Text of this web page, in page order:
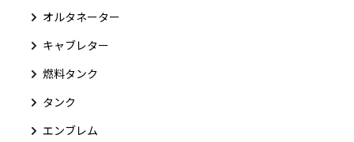
オルタネーター
キャブレター
燃料タンク
タンク
エンブレム